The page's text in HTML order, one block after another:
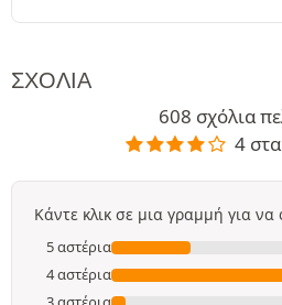
ΣΧΌΛΙΑ
608 σχόλια
4
Κάντε κλικ σε μια γραμμή για να
5 αστέρια
4 αστέρια